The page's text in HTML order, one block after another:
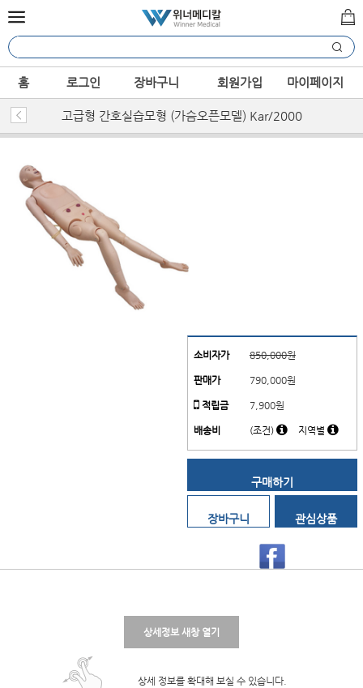
홈 로그인 장바구니 회원가입 마이페이지
고급형 간호실습모형 (가슴오픈모델) Kar/2000
소비자가 850,000원
판매가 790,000원
적립금 7,900원
배송비 (조건) 지역별
구매하기
장바구니 관심상품
상세정보 새창 열기
상세 정보를 확대해 보실 수 있습니다.